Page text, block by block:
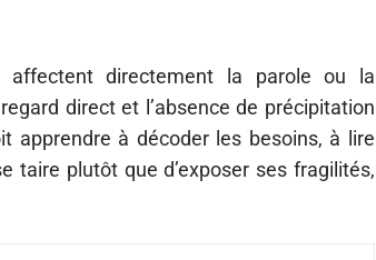
affectent directement la parole ou la
direct et l’absence de précipitation
apprendre à décoder les besoins, à lire
taire plutôt que d’exposer ses fragilités,